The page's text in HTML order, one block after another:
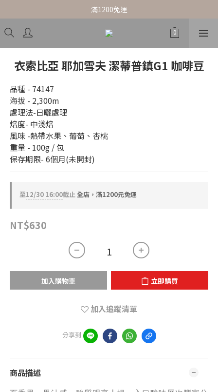
滿1200免運
衣索比亞 耶加雪夫 潔蒂普鎮G1 咖啡豆
品種 - 74147
海拔 - 2,300m
處理法-日曬處理
焙度- 中淺焙
風味 -熱帶水果、葡萄、杏桃
重量 - 100g / 包
保存期限- 6個月(未開封)
至12/30 16:00截止全店，滿1200元免運
NT$630
加入購物車 立即購買
加入追蹤清單
分享到
商品描述